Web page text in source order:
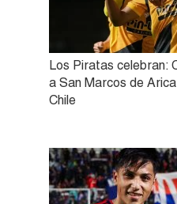
Los Piratas celebran:
a San Marcos de
Chile